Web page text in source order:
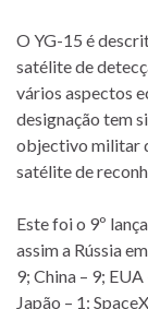
O YG-15 é
satélite de
vários aspectos
designação tem
objectivo militar
satélite de
Este foi o 9º
assim a Rússia
9; China – 9;
Japão – 1;